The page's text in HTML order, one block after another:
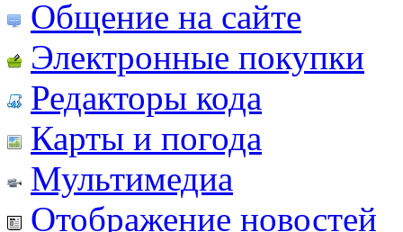
Общение на сайте
Электронные покупки
Редакторы кода
Карты и погода
Мультимедиа
Отображение новостей